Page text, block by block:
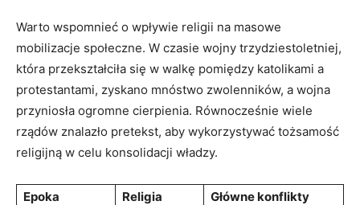
Warto wspomnieć o wpływie religii na masowe
mobilizacje społeczne. W czasie wojny trzydziestoletniej,
która przekształciła się w walkę pomiędzy katolikami a
protestantami, zyskano mnóstwo zwolenników, a wojna
przyniosła ogromne cierpienia. Równocześnie wiele
rządów znalazło pretekst, aby wykorzystywać tożsamość
religijną w celu konsolidacji władzy.
Epoka Religia
Główne konflikty